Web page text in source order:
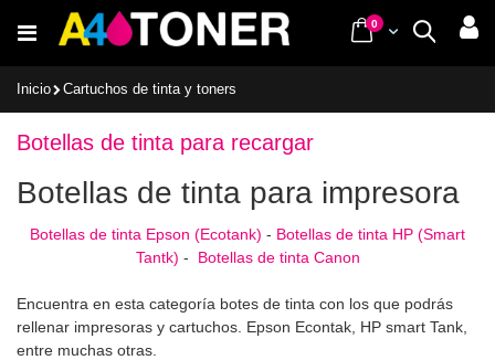
al
Buscar
Cart
0items
Inicio Cartuchos de tinta y toners
Botellas de tinta para recargar
Botellas de tinta para impresora
Botellas de tinta Epson (Ecotank) - Botellas de tinta HP (Smart
Tantk) - Botellas de tinta Canon
Encuentra en esta categoría botes de tinta con los que podrás
rellenar impresoras y cartuchos. Epson Econtak, HP smart Tank,
entre muchas otras.